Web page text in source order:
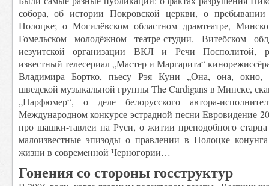
собора, об истории Покровской церкви, о
Полоцке; о Могилёвском областном драмтеатре,
Гомельском молодёжном театре-студии, Витебском
иезуитской организации ВКЛ и Речи Посполитой,
известный телесериал „Мастер и Маргарита“
Владимира Бортко, пьесу Рэя Куни „Она, она, окно,
шведской музыкальной группы The Cardigans в Минске,
„Парфюмер“, о деле белорусского автора-
Международном конкурсе эстрадной песни Евровидение
про шашки-тавлеи на Руси, о житии преподобного
малоизвестные эпизоды о правлении в Полоцке
жизни в современной Черногории…
Гонения со стороны госструктур